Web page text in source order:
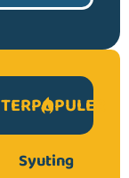
TERPOPULER
Syuting